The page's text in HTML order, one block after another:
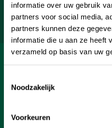
informatie over uw gebruik
partners voor social media,
partners kunnen deze
informatie die u aan ze heeft
verzameld op basis van uw
Noodzakelijk
Voorkeuren
Uw e-mailadres
INFORMATIE
KLANTENSERVICE